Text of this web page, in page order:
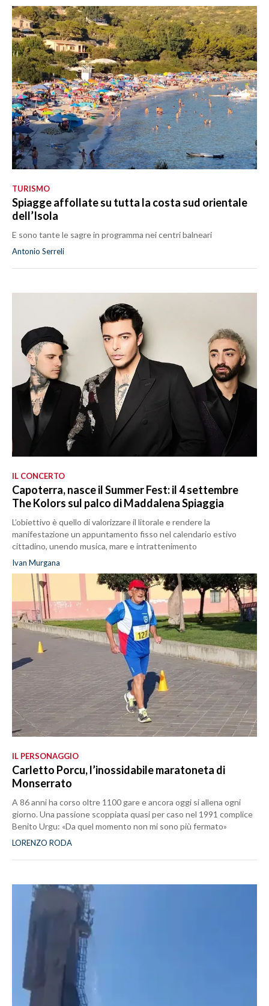
TURISMO
Spiagge affollate su tutta la costa sud orientale
dell’Isola
E sono tante le sagre in programma nei centri balneari
Antonio Serreli
IL CONCERTO
Capoterra, nasce il Summer Fest: il 4 settembre
The Kolors sul palco di Maddalena Spiaggia
L’obiettivo è quello di valorizzare il litorale e rendere la
manifestazione un appuntamento fisso nel calendario estivo
cittadino, unendo musica, mare e intrattenimento
Ivan Murgana
IL PERSONAGGIO
Carletto Porcu, l’inossidabile maratoneta di
Monserrato
A 86 anni ha corso oltre 1100 gare e ancora oggi si allena ogni
giorno. Una passione scoppiata quasi per caso nel 1991 complice
Benito Urgu: «Da quel momento non mi sono più fermato»
LORENZO RODA